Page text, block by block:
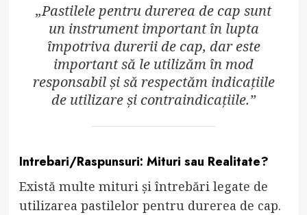
„Pastilele pentru durerea de cap sunt
un instrument important în lupta
împotriva durerii de cap, dar este
important să le utilizăm în mod
responsabil și să respectăm indicațiile
de utilizare și contraindicațiile.”
Intrebari/Raspunsuri: Mituri sau Realitate?
Există multe mituri și întrebări legate de
utilizarea pastilelor pentru durerea de cap.